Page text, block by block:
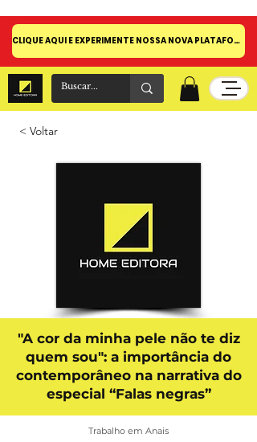
CLIQUE AQUI E EXPERIMENTE NOSSA NOVA PLATAFORMA!
< Voltar
"A cor da minha pele não te diz
quem sou": a importância do
contemporâneo na narrativa do
especial “Falas negras”
Trabalho em Anais